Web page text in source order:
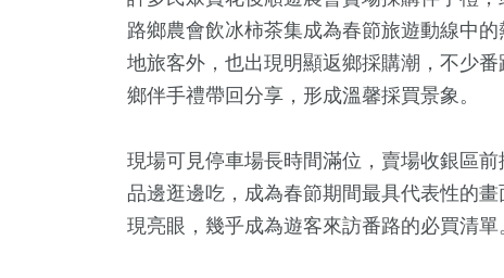
路鄉農會飲冰柿茶集成為春節旅遊動線中
地旅客外，也出現明顯返鄉採購潮，不少
鄉伴手禮帶回分享，形成溫馨採買景象。
現場可見停車場長時間滿位，賣場收銀區
品邊逛邊吃，成為春節期間最具代表性的
現亮眼，幾乎成為遊客來訪番路的必買清單
+
兩岸佛教文化交
1129+
政治
737+
綜合
532+
財經及消費